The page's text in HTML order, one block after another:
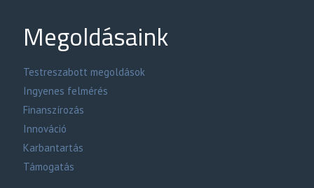
Megoldásaink
Testreszabott megoldások
Ingyenes felmérés
Finanszírozás
Innováció
Karbantartás
Támogatás